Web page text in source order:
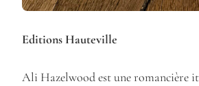
Editions Hauteville
Ali Hazelwood est une romancière